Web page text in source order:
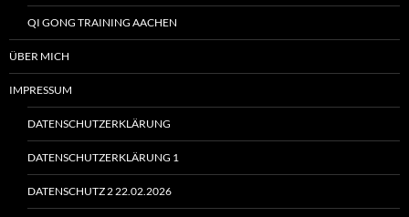
QI GONG TRAINING AACHEN
ÜBER MICH
IMPRESSUM
DATENSCHUTZERKLÄRUNG
DATENSCHUTZERKLÄRUNG 1
DATENSCHUTZ 2 22.02.2026